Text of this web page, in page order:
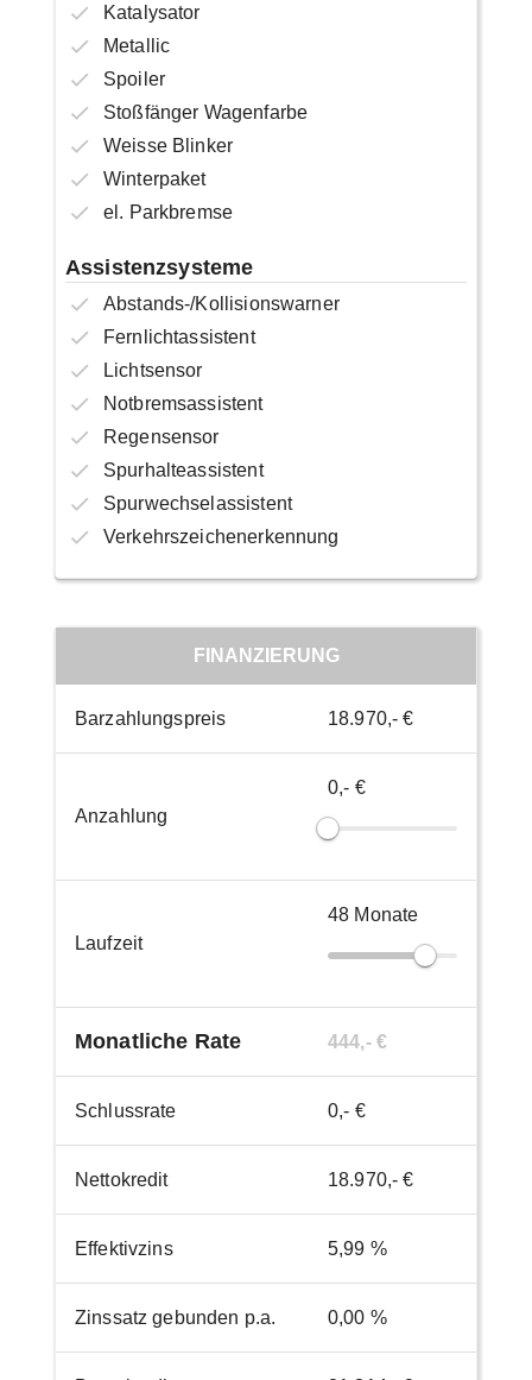
Katalysator
Metallic
Spoiler
Stoßfänger Wagenfarbe
Weisse Blinker
Winterpaket
el. Parkbremse
Assistenzsysteme
Abstands-/Kollisionswarner
Fernlichtassistent
Lichtsensor
Notbremsassistent
Regensensor
Spurhalteassistent
Spurwechselassistent
Verkehrszeichenerkennung
FINANZIERUNG
Barzahlungspreis 18.970,- €
Anzahlung
0,- €
Laufzeit
48 Monate
Monatliche Rate 444,- €
Schlussrate 0,- €
Nettokredit 18.970,- €
Effektivzins 5,99 %
Zinssatz gebunden p.a. 0,00 %